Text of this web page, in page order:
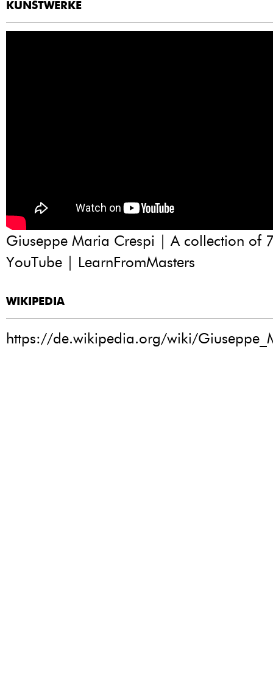
KUNSTWERKE
Giuseppe Maria Crespi | A collection of
YouTube | LearnFromMasters
WIKIPEDIA
https://de.wikipedia.org/wiki/